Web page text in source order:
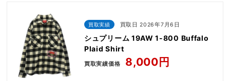
買取実績 買取日 2026年7月6日
シュプリーム 19AW 1-800 Buffalo
Plaid Shirt
買取実績価格 8,000円